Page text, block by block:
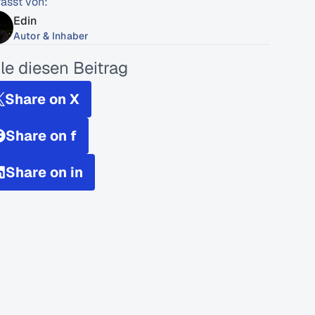
Edin
Autor & Inhaber
diesen Beitrag
Share on X
Share on f
Share on in